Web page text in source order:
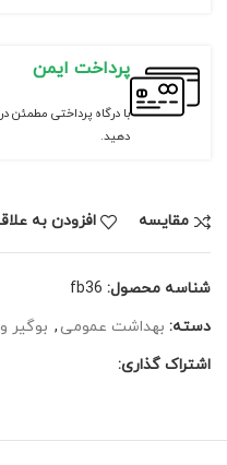
پرداخت ایمن
با درگاه پرداختی مطمئن
دهید.
مقايسه افزودن به
شناسه محصول: fb36
دسته: بهداشت عمومی , بوگیر
اشتراک گذاری: